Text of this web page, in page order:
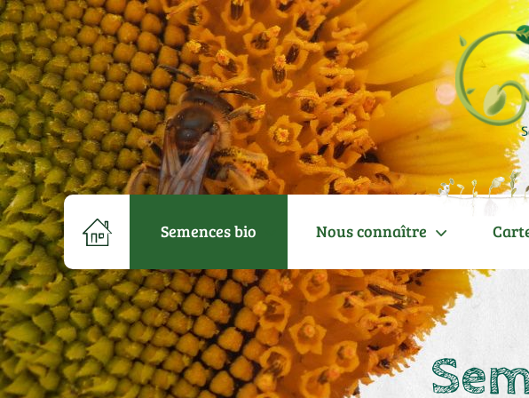
Semences bio Nous connaître